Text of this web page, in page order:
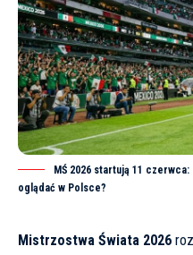
MŚ 2026 startują 11
oglądać w Polsce?
Mistrzostwa Świata 2026